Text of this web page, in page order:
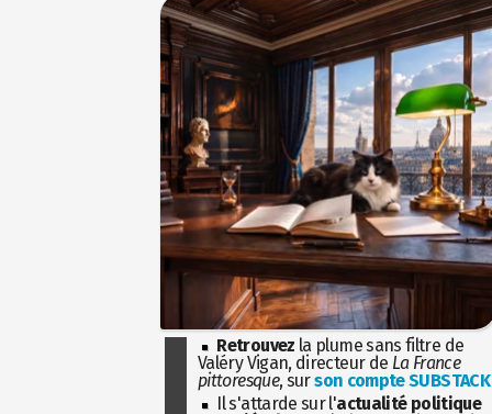
Retrouvez la plume sans filtre de
Valéry Vigan, directeur de La France
pittoresque, surson compte SUBSTACK
Il s'attarde sur l'actualité politique